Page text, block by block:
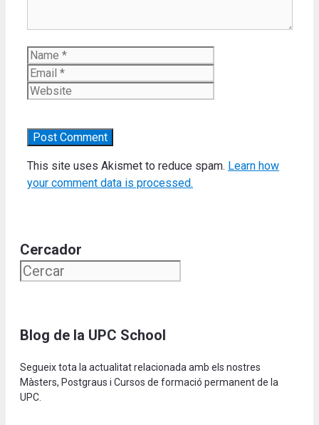
Name
This site uses Akismet to reduce spam. Learn how
your comment data is processed.
Cercador
Blog de la UPC School
Segueix tota la actualitat relacionada amb els nostres
Màsters, Postgraus i Cursos de formació permanent de la
UPC.